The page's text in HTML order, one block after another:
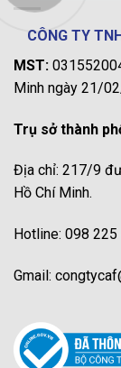
CÔNG TY
MST:
Minh ngày 21/
Trụ sở thành
Địa chỉ: 217/9
Hồ Chí Minh.
Hotline: 098
Gmail: